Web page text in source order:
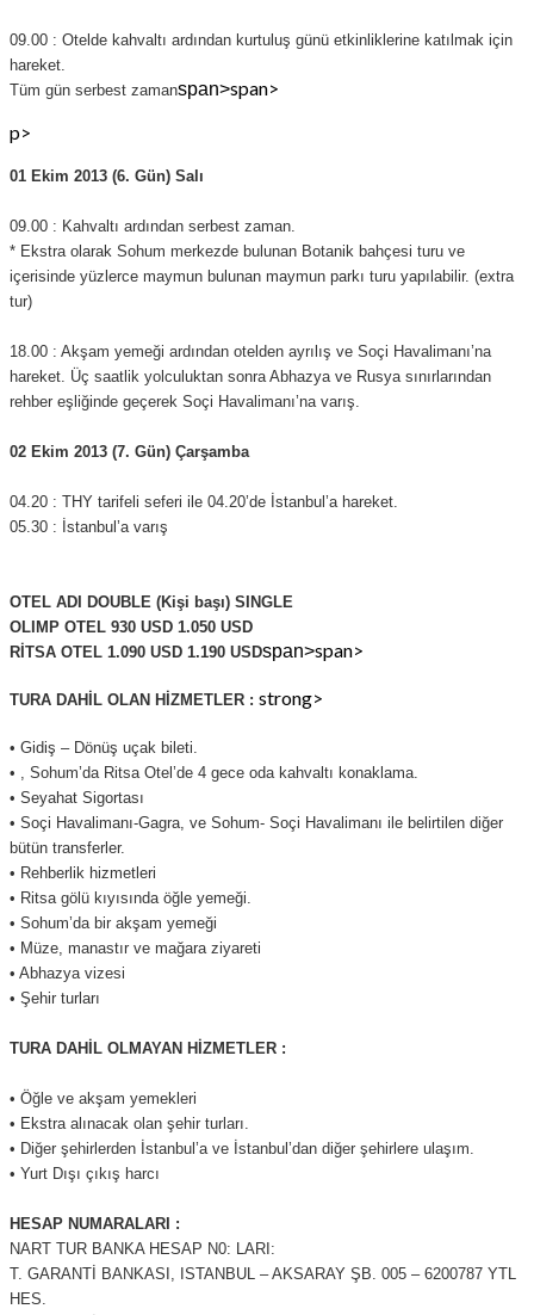
09.00 : Otelde kahvaltı ardından kurtuluş günü etkinliklerine katılmak için
hareket.
Tüm gün serbest zamanspan>span>
p>
01 Ekim 2013 (6. Gün) Salı
09.00 : Kahvaltı ardından serbest zaman.
* Ekstra olarak Sohum merkezde bulunan Botanik bahçesi turu ve
içerisinde yüzlerce maymun bulunan maymun parkı turu yapılabilir. (extra
tur)
18.00 : Akşam yemeği ardından otelden ayrılış ve Soçi Havalimanı’na
hareket. Üç saatlik yolculuktan sonra Abhazya ve Rusya sınırlarından
rehber eşliğinde geçerek Soçi Havalimanı’na varış.
02 Ekim 2013 (7. Gün) Çarşamba
04.20 : THY tarifeli seferi ile 04.20’de İstanbul’a hareket.
05.30 : İstanbul’a varış
OTEL ADI DOUBLE (Kişi başı) SINGLE
OLIMP OTEL 930 USD 1.050 USD
RİTSA OTEL 1.090 USD 1.190 USDspan>span>
TURA DAHİL OLAN HİZMETLER : strong>
• Gidiş – Dönüş uçak bileti.
• , Sohum’da Ritsa Otel’de 4 gece oda kahvaltı konaklama.
• Seyahat Sigortası
• Soçi Havalimanı-Gagra, ve Sohum- Soçi Havalimanı ile belirtilen diğer
bütün transferler.
• Rehberlik hizmetleri
• Ritsa gölü kıyısında öğle yemeği.
• Sohum’da bir akşam yemeği
• Müze, manastır ve mağara ziyareti
• Abhazya vizesi
• Şehir turları
TURA DAHİL OLMAYAN HİZMETLER :
• Öğle ve akşam yemekleri
• Ekstra alınacak olan şehir turları.
• Diğer şehirlerden İstanbul’a ve İstanbul’dan diğer şehirlere ulaşım.
• Yurt Dışı çıkış harcı
HESAP NUMARALARI :
NART TUR BANKA HESAP N0: LARI:
T. GARANTİ BANKASI, ISTANBUL – AKSARAY ŞB. 005 – 6200787 YTL
HES.